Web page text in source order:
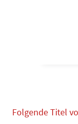
Folgende Titel